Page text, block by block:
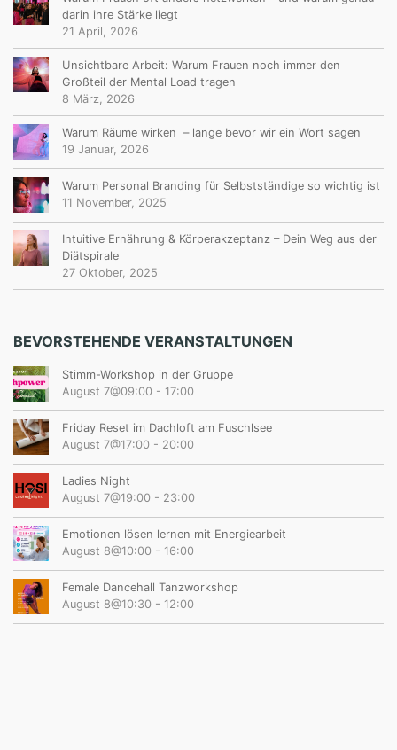
darin ihre Stärke liegt
21 April, 2026
Unsichtbare Arbeit: Warum Frauen noch immer den
Großteil der Mental Load tragen
8 März, 2026
Warum Räume wirken – lange bevor wir ein Wort sagen
19 Januar, 2026
Warum Personal Branding für Selbstständige so wichtig ist
11 November, 2025
Intuitive Ernährung & Körperakzeptanz – Dein Weg aus der
Diätspirale
27 Oktober, 2025
BEVORSTEHENDE VERANSTALTUNGEN
Stimm-Workshop in der Gruppe
August 7@09:00 - 17:00
Friday Reset im Dachloft am Fuschlsee
August 7@17:00 - 20:00
Ladies Night
August 7@19:00 - 23:00
Emotionen lösen lernen mit Energiearbeit
August 8@10:00 - 16:00
Female Dancehall Tanzworkshop
August 8@10:30 - 12:00